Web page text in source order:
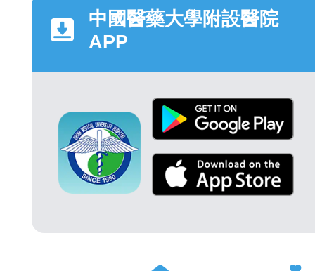
中國醫藥大學附設醫院
APP